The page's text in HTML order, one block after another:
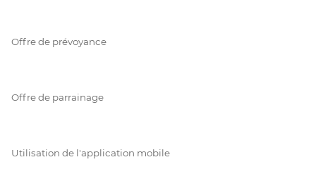
Offre de prévoyance
Offre de parrainage
Utilisation de l'application mobile